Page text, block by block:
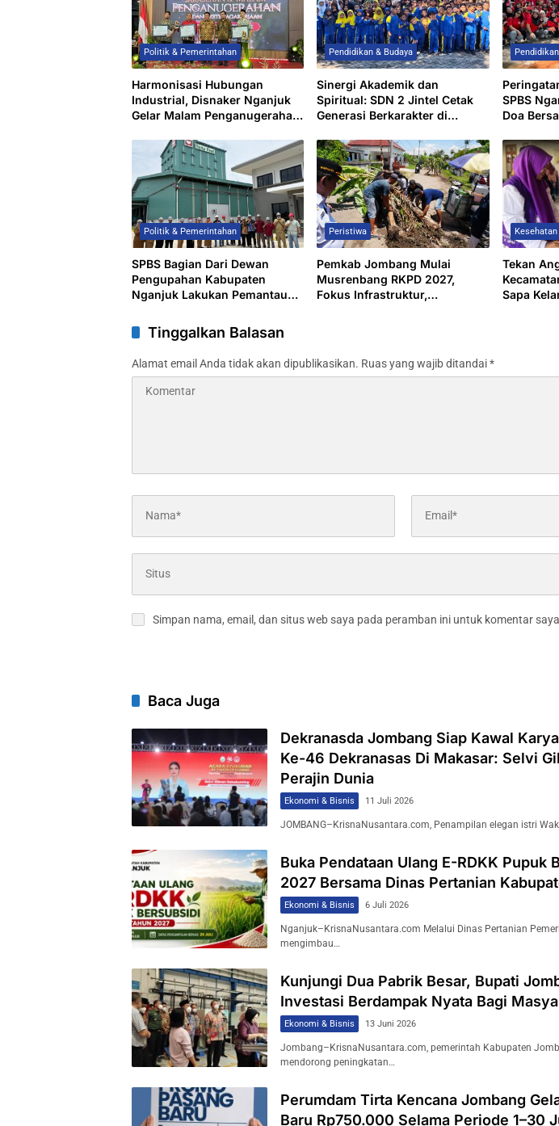
Politik & Pemerintahan
Harmonisasi Hubungan
Industrial, Disnaker Nganjuk
Gelar Malam Penganugerahan
Pendidikan & Budaya
Sinergi Akademik dan
Spiritual: SDN 2 Jintel Cetak
Generasi Berkarakter di
SPBS
Doa
Politik & Pemerintahan
SPBS Bagian Dari Dewan
Pengupahan Kabupaten
Nganjuk Lakukan Pemantauan
Peristiwa
Pemkab Jombang Mulai
Musrenbang RKPD 2027,
Fokus Infrastruktur,
Kesehatan
Tekan
Sapa
Tinggalkan Balasan
Alamat email Anda tidak akan dipublikasikan. Ruas yang wajib ditandai*
Simpan nama, email, dan situs web saya pada peramban ini untuk komentar
Baca Juga
Dekranasda Jombang Siap Kawal
Ke-46 Dekranasas Di Makasar: Selvi
Perajin Dunia
Ekonomi & Bisnis 11 Juli 2026
JOMBANG–KrisnaNusantara.com, Penampilan elegan istri
Buka Pendataan Ulang E-RDKK Pupuk
2027 Bersama Dinas Pertanian
Ekonomi & Bisnis 6 Juli 2026
Nganjuk–KrisnaNusantara.com Melalui Dinas Pertanian
mengimbau…
Kunjungi Dua Pabrik Besar, Bupati
Investasi Berdampak Nyata Bagi
Ekonomi & Bisnis 13 Juni 2026
Jombang–KrisnaNusantara.com, pemerintah Kabupaten
mendorong peningkatan…
Perumdam Tirta Kencana Jombang
Baru Rp750.000 Selama Periode 1–30